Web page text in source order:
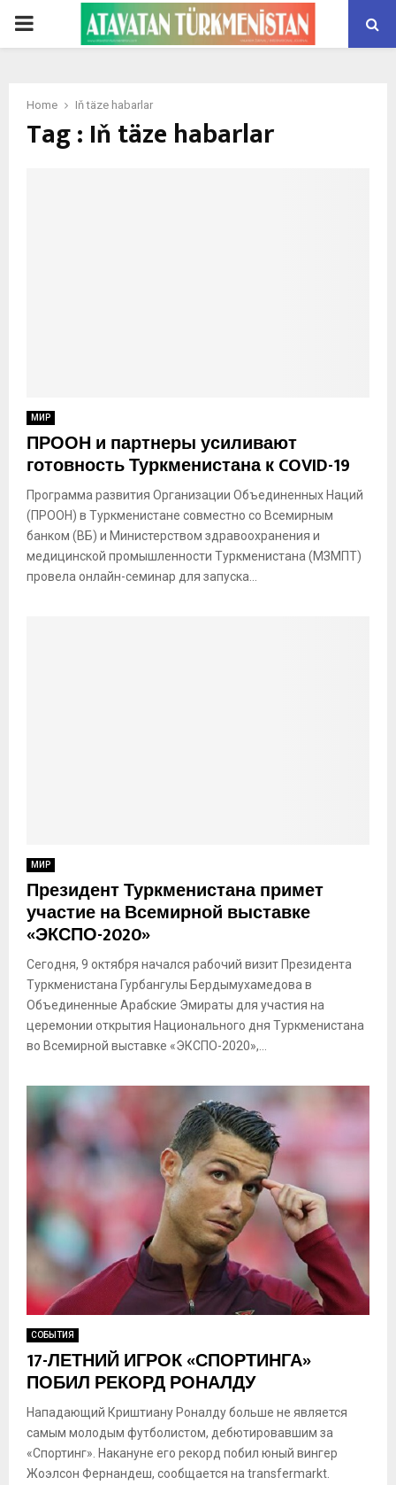
PRIMARY
Home Iň täze habarlar
Tag : Iň täze habarlar
МИР
ПРООН и партнеры усиливают
готовность Туркменистана к COVID-19
Программа развития Организации Объединенных Наций
(ПРООН) в Туркменистане совместно со Всемирным
банком (ВБ) и Министерством здравоохранения и
медицинской промышленности Туркменистана (МЗМПТ)
провела онлайн-семинар для запуска...
МИР
Президент Туркменистана примет
участие на Всемирной выставке
«ЭКСПО-2020»
Сегодня, 9 октября начался рабочий визит Президента
Туркменистана Гурбангулы Бердымухамедова в
Объединенные Арабские Эмираты для участия на
церемонии открытия Национального дня Туркменистана
во Всемирной выставке «ЭКСПО-2020»,...
СОБЫТИЯ
17-ЛЕТНИЙ ИГРОК «СПОРТИНГА»
ПОБИЛ РЕКОРД РОНАЛДУ
Нападающий Криштиану Роналду больше не является
самым молодым футболистом, дебютировавшим за
«Спортинг». Накануне его рекорд побил юный вингер
Жоэлсон Фернандеш, сообщается на transfermarkt.